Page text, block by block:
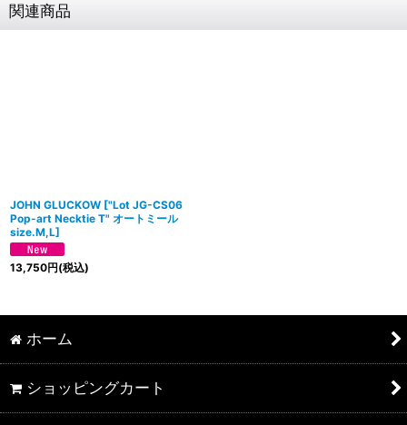
関連商品
JOHN GLUCKOW ["Lot JG-CS06
Pop-art Necktie T" オートミール
size.M,L]
13,750円(税込)
ホーム
ショッピングカート